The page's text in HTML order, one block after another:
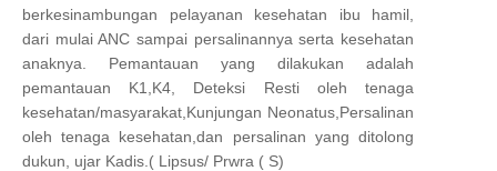
berkesinambungan pelayanan kesehatan ibu hamil,
dari mulai ANC sampai persalinannya serta kesehatan
anaknya. Pemantauan yang dilakukan adalah
pemantauan K1,K4, Deteksi Resti oleh tenaga
kesehatan/masyarakat,Kunjungan Neonatus,Persalinan
oleh tenaga kesehatan,dan persalinan yang ditolong
dukun, ujar Kadis.( Lipsus/ Prwra ( S)